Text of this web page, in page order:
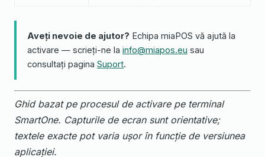
Aveți nevoie de ajutor? Echipa miaPOS vă ajută la
activare — scrieți-ne la info@miapos.eu sau
consultați pagina Suport.
Ghid bazat pe procesul de activare pe terminal
SmartOne. Capturile de ecran sunt orientative;
textele exacte pot varia ușor în funcție de versiunea
aplicației.